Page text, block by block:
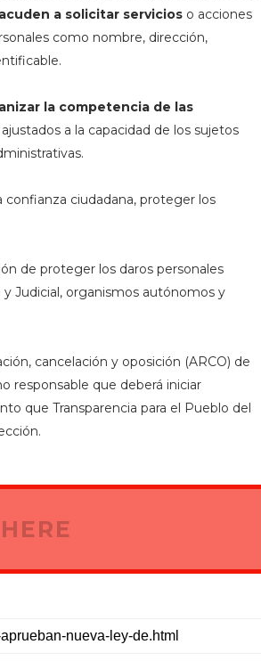
a solicitar servicios o acciones
como nombre, dirección,
la competencia de las
a la capacidad de los sujetos
ciudadana, proteger los
de proteger los daros personales
Judicial, organismos autónomos y
cancelación y oposición (ARCO) de
responsable que deberá iniciar
que Transparencia para el Pueblo del